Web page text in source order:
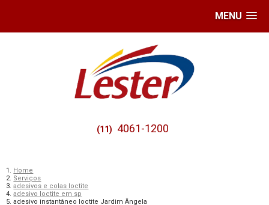
MENU
(11) 4061-1200
Home
Serviços
adesivos e colas loctite
adesivo loctite em sp
adesivo instantâneo loctite Jardim Ângela